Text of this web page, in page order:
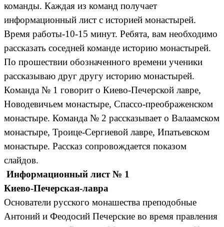
команды. Каждая из команд получает
информационный лист с историей монастырей.
Время работы-10-15 минут. Ребята, вам необходимо
рассказать соседней команде историю монастырей.
По прошествии обозначенного времени ученики
рассказываю друг другу историю монастырей.
Команда № 1 говорит о Киево-Печерской лавре,
Новодевичьем монастыре, Спассо-преображенском
монастыре. Команда № 2 рассказывает о Валаамском
монастыре, Троице-Сергиевой лавре, Ипатьевском
монастыре. Рассказ сопровождается показом
слайдов.
Информационный лист № 1
Киево-Печерская-лавра
Основатели русского монашества преподобные
Антоний и Феодосий Печерские во время правления